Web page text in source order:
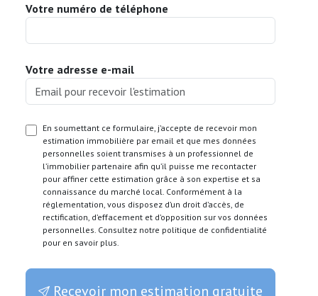
Votre numéro de téléphone
Votre adresse e-mail
En soumettant ce formulaire, j’accepte de recevoir mon
estimation immobilière par email et que mes données
personnelles soient transmises à un professionnel de
l’immobilier partenaire afin qu’il puisse me recontacter
pour affiner cette estimation grâce à son expertise et sa
connaissance du marché local. Conformément à la
réglementation, vous disposez d’un droit d’accès, de
rectification, d’effacement et d’opposition sur vos données
personnelles. Consultez notre politique de confidentialité
pour en savoir plus.
Recevoir mon estimation gratuite